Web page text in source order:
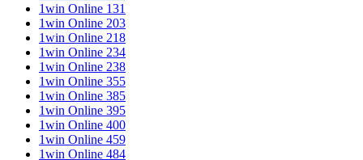
1win Online 131
1win Online 203
1win Online 218
1win Online 234
1win Online 238
1win Online 355
1win Online 385
1win Online 395
1win Online 400
1win Online 459
1win Online 484